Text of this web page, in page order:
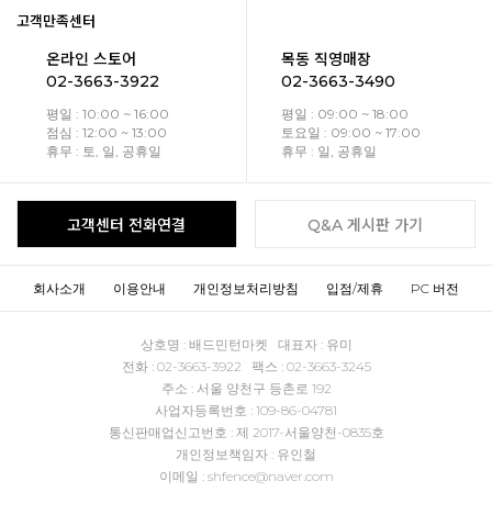
고객만족센터
온라인 스토어
02-3663-3922
평일 : 10:00 ~ 16:00
점심 : 12:00 ~ 13:00
휴무 : 토, 일, 공휴일
목동 직영매장
02-3663-3490
평일 : 09:00 ~ 18:00
토요일 : 09:00 ~ 17:00
휴무 : 일, 공휴일
고객센터 전화연결 Q&A 게시판 가기
회사소개 이용안내 개인정보처리방침 입점/제휴 PC 버전
상호명 : 배드민턴마켓 대표자 : 유미
전화 : 02-3663-3922 팩스 : 02-3663-3245
주소 : 서울 양천구 등촌로 192
사업자등록번호 : 109-86-04781
통신판매업신고번호 : 제 2017-서울양천-0835호
개인정보책임자 : 유인철
이메일 : shfence@naver.com